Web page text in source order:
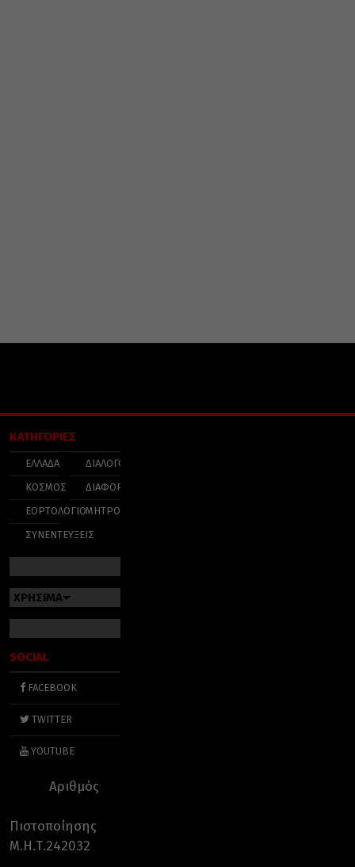
ΚΑΤΗΓΟΡΙΕΣ
ΕΛΛΑΔΑ
ΚΟΣΜΟΣ
ΕΟΡΤΟΛΟΓΙΟ
ΣΥΝΕΝΤΕΥΞΕΙΣ
ΔΙΑΛΟΓΟΣ
ΔΙΑΦΟΡΑ
ΜΗΤΡΟΠΟΛΕΙΣ
ΧΡΗΣΙΜΑ
SOCIAL
FACEBOOK
TWITTER
YOUTUBE
Αριθμός
Πιστοποίησης
Μ.Η.Τ.242032